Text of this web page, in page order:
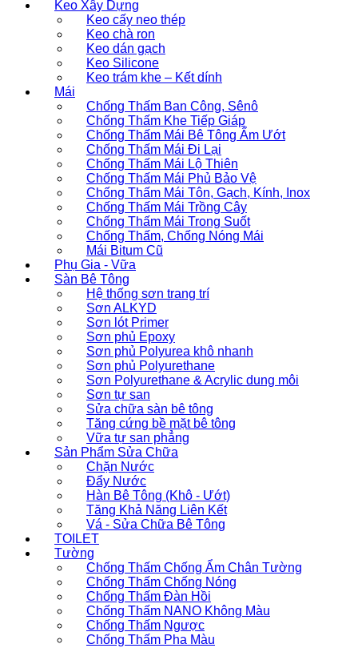
Keo Xây Dựng
Keo cấy neo thép
Keo chà ron
Keo dán gạch
Keo Silicone
Keo trám khe – Kết dính
Mái
Chống Thấm Ban Công, Sênô
Chống Thấm Khe Tiếp Giáp
Chống Thấm Mái Bê Tông Ẩm Ướt
Chống Thấm Mái Đi Lại
Chống Thấm Mái Lộ Thiên
Chống Thấm Mái Phủ Bảo Vệ
Chống Thấm Mái Tôn, Gạch, Kính, Inox
Chống Thấm Mái Trồng Cây
Chống Thấm Mái Trong Suốt
Chống Thấm, Chống Nóng Mái
Mái Bitum Cũ
Phụ Gia - Vữa
Sàn Bê Tông
Hệ thống sơn trang trí
Sơn ALKYD
Sơn lót Primer
Sơn phủ Epoxy
Sơn phủ Polyurea khô nhanh
Sơn phủ Polyurethane
Sơn Polyurethane & Acrylic dung môi
Sơn tự san
Sửa chữa sàn bê tông
Tăng cứng bề mặt bê tông
Vữa tự san phẳng
Sản Phẩm Sửa Chữa
Chặn Nước
Đẩy Nước
Hàn Bê Tông (Khô - Ướt)
Tăng Khả Năng Liên Kết
Vá - Sửa Chữa Bê Tông
TOILET
Tường
Chống Thấm Chống Ẩm Chân Tường
Chống Thấm Chống Nóng
Chống Thấm Đàn Hồi
Chống Thấm NANO Không Màu
Chống Thấm Ngược
Chống Thấm Pha Màu